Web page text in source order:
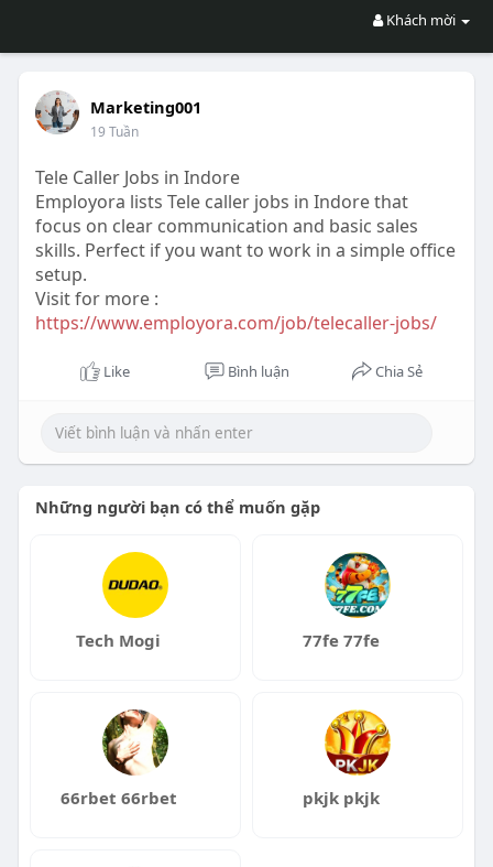
Khách mời
Marketing001
19 Tuần
Tele Caller Jobs in Indore
Employora lists Tele caller jobs in Indore that
focus on clear communication and basic sales
skills. Perfect if you want to work in a simple office
setup.
Visit for more :
https://www.employora.com/job/telecaller-jobs/
Like Bình luận Chia Sẻ
Những người bạn có thể muốn gặp
Tech Mogi 77fe 77fe
66rbet 66rbet pkjk pkjk